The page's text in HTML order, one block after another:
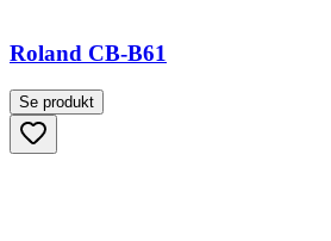
Roland CB-B61
Se produkt